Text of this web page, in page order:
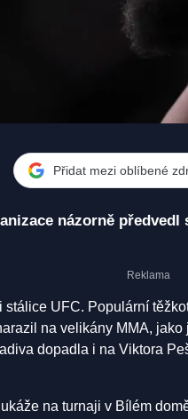
Přidat mezi oblíbené
názorně předvedl
stálice UFC. Populární
na velikány MMA,
dopadla i na Viktora
na turnaji v Bílém